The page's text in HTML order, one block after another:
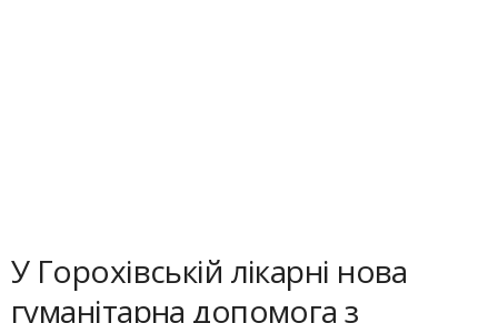
У Горохівській лікарні нова
гуманітарна допомога з